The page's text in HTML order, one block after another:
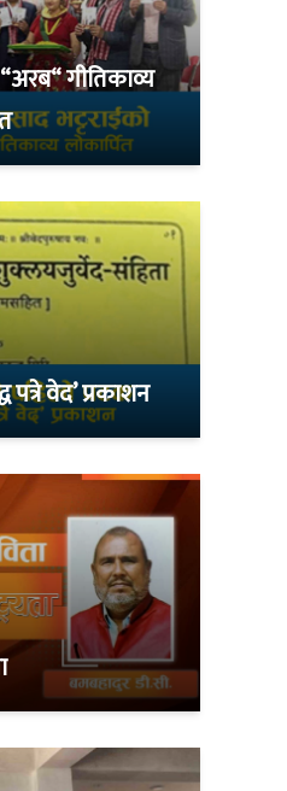
गीतिकाव्य
वेद’ प्रकाशन